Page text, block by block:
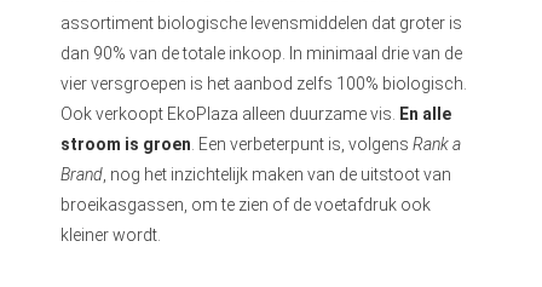
assortiment biologische levensmiddelen dat groter is
dan 90% van de totale inkoop. In minimaal drie van de
vier versgroepen is het aanbod zelfs 100% biologisch.
Ook verkoopt EkoPlaza alleen duurzame vis. En alle
stroom is groen. Een verbeterpunt is, volgens Rank a
Brand, nog het inzichtelijk maken van de uitstoot van
broeikasgassen, om te zien of de voetafdruk ook
kleiner wordt.